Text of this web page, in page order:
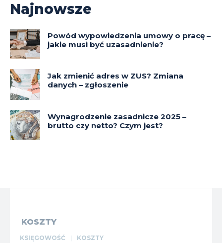
Najnowsze
Powód wypowiedzenia umowy o pracę –
jakie musi być uzasadnienie?
Jak zmienić adres w ZUS? Zmiana
danych – zgłoszenie
Wynagrodzenie zasadnicze 2025 –
brutto czy netto? Czym jest?